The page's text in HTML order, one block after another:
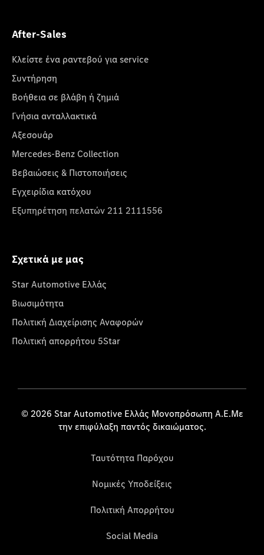
After-Sales
Κλείστε ένα ραντεβού για service
Συντήρηση
Βοήθεια σε βλάβη ή ζημιά
Γνήσια ανταλλακτικά
Αξεσουάρ
Mercedes-Benz Collection
Βεβαιώσεις & Πιστοποιήσεις
Εγχειρίδια κατόχου
Εξυπηρέτηση πελατών 211 2111556
Σχετικά με μας
Star Automotive Ελλάς
Βιωσιμότητα
Πολιτική Διαχείρισης Αναφορών
Πολιτική απορρήτου 5Star
© 2026 Star Automotive Ελλάς Μονοπρόσωπη Α.Ε.Με
την επιφύλαξη παντός δικαιώματος.
Ταυτότητα Παρόχου
Νομικές Υποδείξεις
Πολιτική Απορρήτου
Social Media